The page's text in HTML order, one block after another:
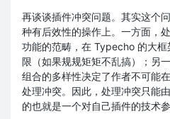
再谈谈插件冲突问题。其实这个
种有后效性的操作上。一方面，
功能的范畴，在 Typecho 的大
限（如果规规矩矩不乱搞）；另
组合的多样性决定了作者不可能
处理冲突。因此，处理冲突只能
的也就是一个对自己插件的技术参